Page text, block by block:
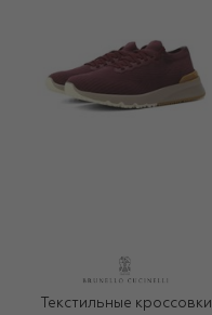
Текстильные кроссовки